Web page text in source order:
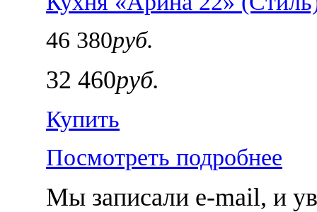
46 380руб.
32 460руб.
Купить
Посмотреть подробнее
Мы записали e-mail, и